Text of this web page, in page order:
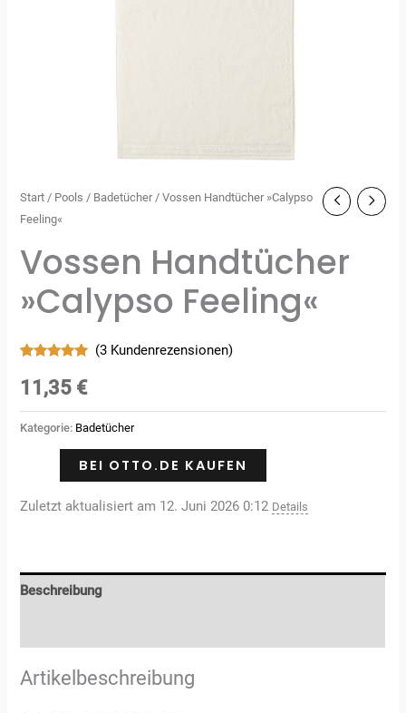
Start / Pools / Badetücher/ Vossen Handtücher »Calypso
Feeling«
Vossen Handtücher
»Calypso Feeling«
mit
5.00
von 5,
basierend
auf
Kundenbewertungen
(3 Kundenrezensionen)
11,35 €
Kategorie: Badetücher
BEI OTTO.DE KAUFEN
Zuletzt aktualisiert am 12. Juni 2026 0:12 Details
Beschreibung
Artikelbeschreibung